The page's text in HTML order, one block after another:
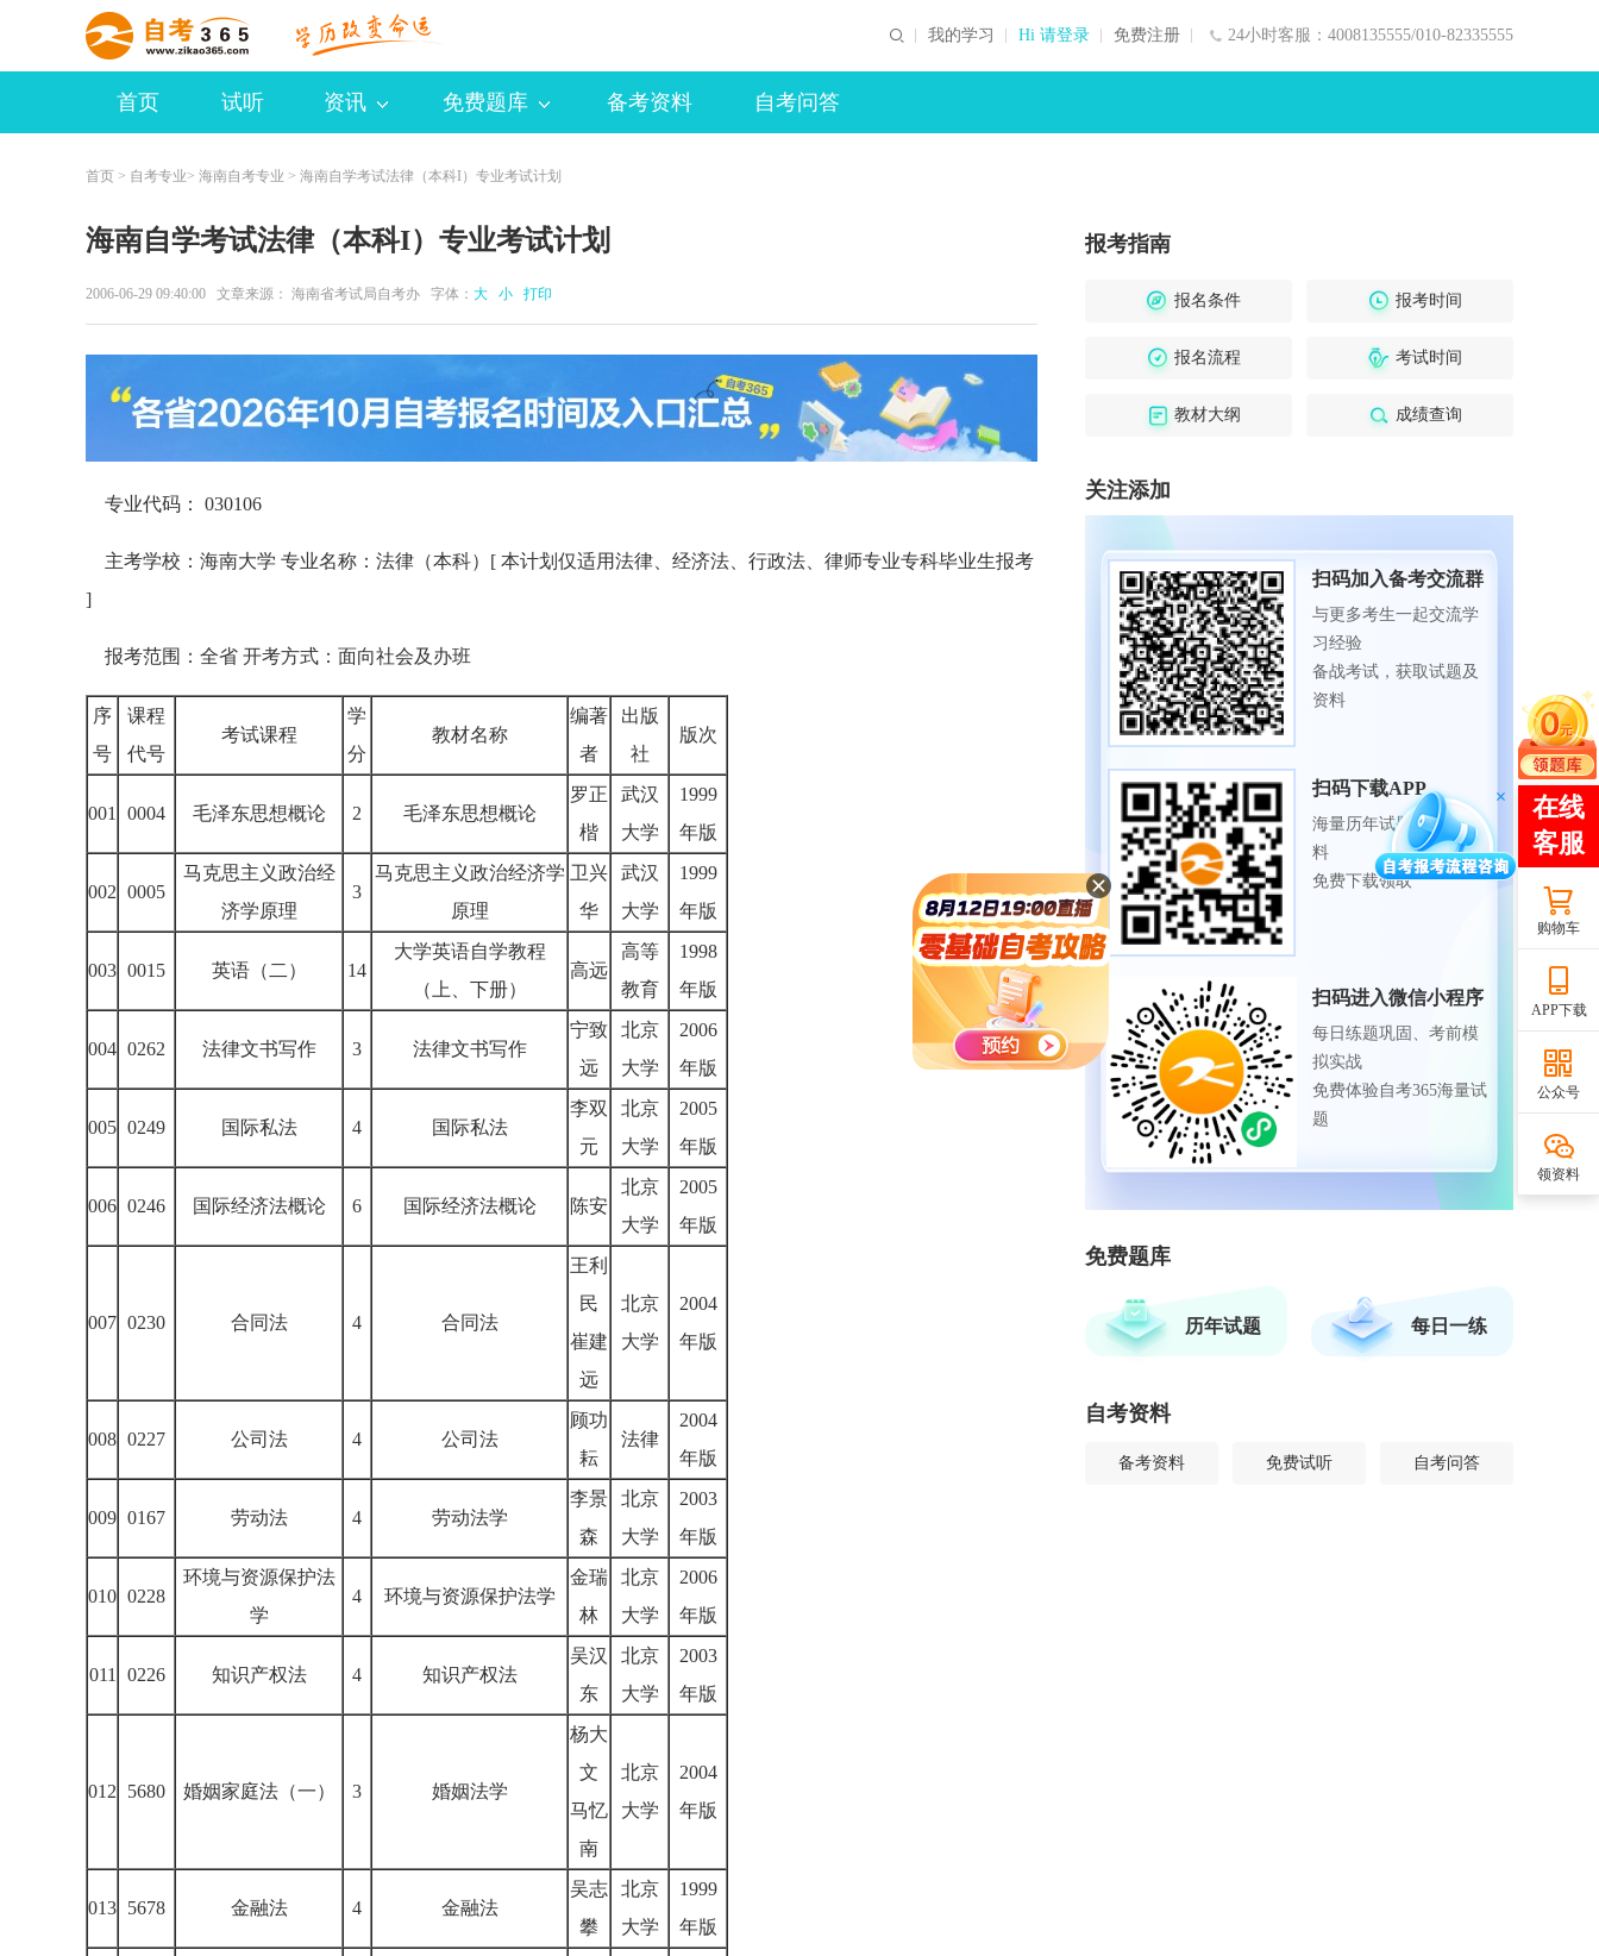
24小时客服：4008135555/010-82335555
我的学习 Hi 请登录 免费注册
首页 试听 资讯 免费题库 备考资料 自考问答
首页 > 自考专业> 海南自考专业 > 海南自学考试法律（本科I）专业考试计划
海南自学考试法律（本科I）专业考试计划
2006-06-29 09:40:00 文章来源： 海南省考试局自考办 字体： 大 小 打印
专业代码： 030106
主考学校：海南大学 专业名称：法律（本科）[ 本计划仅适用法律、经济法、行政法、律师专业专科毕业生报考
]
报考范围：全省 开考方式：面向社会及办班
序
号
课程
代号
考试课程
学
分
教材名称
编著
者
出版
社
版次
001 0004 毛泽东思想概论 2 毛泽东思想概论
罗正
楷
武汉
大学
1999
年版
002 0005
马克思主义政治经
济学原理
3
马克思主义政治经济学
原理
卫兴
华
武汉
大学
1999
年版
003 0015 英语（二） 14
大学英语自学教程
（上、下册）
高远
高等
教育
1998
年版
004 0262 法律文书写作 3 法律文书写作
宁致
远
北京
大学
2006
年版
005 0249 国际私法 4 国际私法
李双
元
北京
大学
2005
年版
006 0246 国际经济法概论 6 国际经济法概论 陈安
北京
大学
2005
年版
007 0230 合同法 4 合同法
王利
民
崔建
远
北京
大学
2004
年版
008 0227 公司法 4 公司法
顾功
耘
法律
2004
年版
009 0167 劳动法 4 劳动法学
李景
森
北京
大学
2003
年版
010 0228
环境与资源保护法
学
4 环境与资源保护法学
金瑞
林
北京
大学
2006
年版
011 0226 知识产权法 4 知识产权法
吴汉
东
北京
大学
2003
年版
012 5680 婚姻家庭法（一） 3 婚姻法学
杨大
文
马忆
南
北京
大学
2004
年版
013 5678 金融法 4 金融法
吴志
攀
北京
大学
1999
年版
报考指南
报名条件 报考时间
报名流程 考试时间
教材大纲 成绩查询
关注添加
扫码加入备考交流群
与更多考生一起交流学
习经验
备战考试，获取试题及
资料
扫码下载APP
海量历年试题、备考资
料
免费下载领取
扫码进入微信小程序
每日练题巩固、考前模
拟实战
免费体验自考365海量试
题
免费题库
历年试题 每日一练
自考资料
备考资料 免费试听 自考问答
购物车
APP下载
公众号
领资料